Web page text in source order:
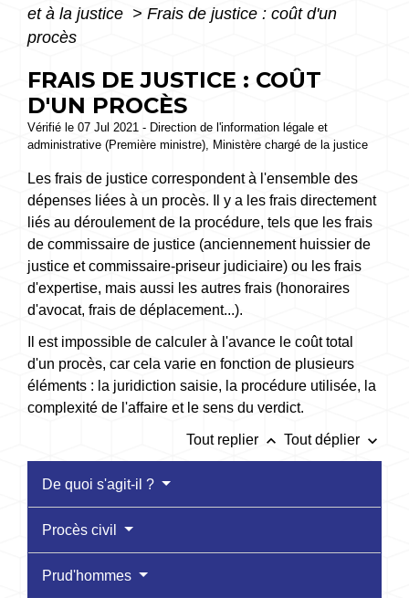
et à la justice > Frais de justice : coût d'un
procès
FRAIS DE JUSTICE : COÛT
D'UN PROCÈS
Vérifié le 07 Jul 2021 - Direction de l'information légale et
administrative (Première ministre), Ministère chargé de la justice
Les frais de justice correspondent à l'ensemble des
dépenses liées à un procès. Il y a les frais directement
liés au déroulement de la procédure, tels que les frais
de commissaire de justice (anciennement huissier de
justice et commissaire-priseur judiciaire) ou les frais
d'expertise, mais aussi les autres frais (honoraires
d'avocat, frais de déplacement...).
Il est impossible de calculer à l'avance le coût total
d'un procès, car cela varie en fonction de plusieurs
éléments : la juridiction saisie, la procédure utilisée, la
complexité de l'affaire et le sens du verdict.
Tout replier keyboard_arrow_up Tout déplier keyboard_arrow_down
De quoi s'agit-il ?
Procès civil
Prud'hommes